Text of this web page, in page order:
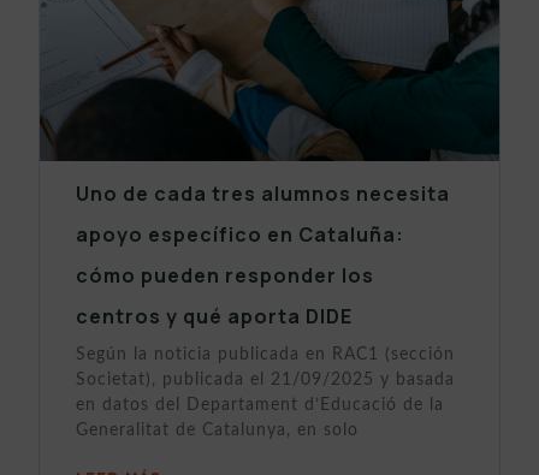
Uno de cada tres alumnos necesita
apoyo específico en Cataluña:
cómo pueden responder los
centros y qué aporta DIDE
Según la noticia publicada en RAC1 (sección
Societat), publicada el 21/09/2025 y basada
en datos del Departament d’Educació de la
Generalitat de Catalunya, en solo